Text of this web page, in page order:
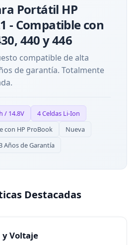
Portátil HP
- Compatible con
440 y 446
compatible de alta
de garantía. Totalmente
/ 14.8V
4 Celdas Li-Ion
con HP ProBook
Nueva
Años de Garantía
Destacadas
y Voltaje